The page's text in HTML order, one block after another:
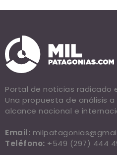
Portal de noticias radicado
Una propuesta de análisis
alcance nacional e
Email:
Teléfono: +549 (297) 444